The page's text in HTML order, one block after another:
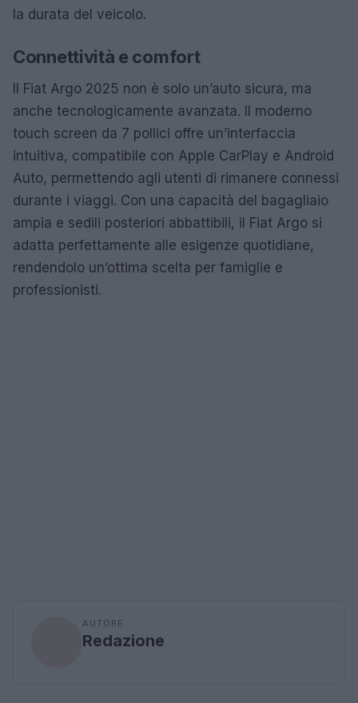
la durata del veicolo.
Connettività e comfort
Il Fiat Argo 2025 non è solo un’auto sicura, ma
anche tecnologicamente avanzata. Il moderno
touch screen da 7 pollici offre un’interfaccia
intuitiva, compatibile con Apple CarPlay e Android
Auto, permettendo agli utenti di rimanere connessi
durante i viaggi. Con una capacità del bagagliaio
ampia e sedili posteriori abbattibili, il Fiat Argo si
adatta perfettamente alle esigenze quotidiane,
rendendolo un’ottima scelta per famiglie e
professionisti.
AUTORE
Redazione